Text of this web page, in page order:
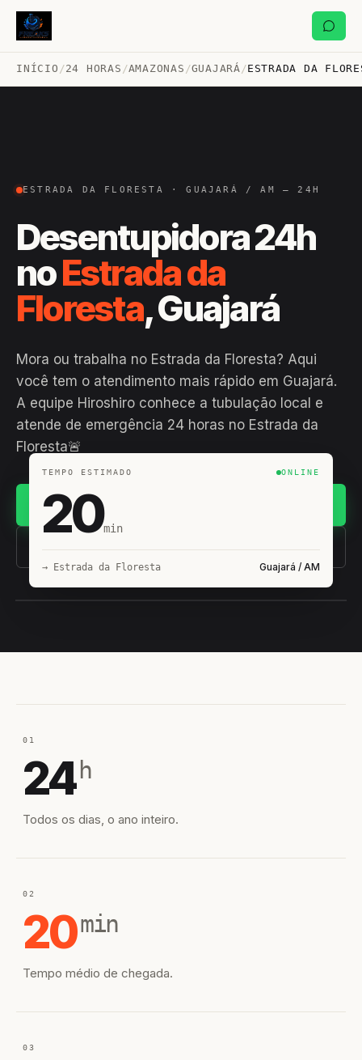
INÍCIO /24 HORAS /AMAZONAS /GUAJARÁ /ESTRADA DA
ESTRADA DA FLORESTA · GUAJARÁ / AM — 24H
Desentupidora 24h
noEstrada da
Floresta, Guajará
Mora ou trabalha no Estrada da Floresta? Aqui
você tem o atendimento mais rápido em Guajará.
A equipe Hiroshiro conhece a tubulação local e
atende de emergência 24 horas no Estrada da
Floresta🚨
(11) 93407-8838
TEMPO ESTIMADO ONLINE
20min
→ Estrada da Floresta Guajará / AM
01
24 h
Todos os dias, o ano inteiro.
02
20min
Tempo médio de chegada.
03